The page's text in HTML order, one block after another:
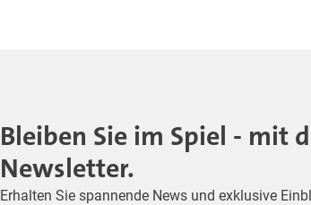
Bleiben Sie im Spiel - mit
Newsletter.
Erhalten Sie spannende News und exklusive